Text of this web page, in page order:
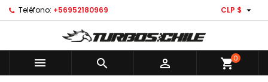
Teléfono: +56952180969 CLP $ 
   shopping_cart0